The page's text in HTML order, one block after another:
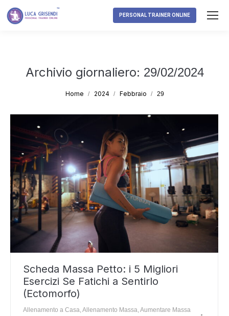
PERSONAL TRAINER ONLINE
Archivio giornaliero: 29/02/2024
Tu sei qui:
Home 2024 Febbraio 29
Scheda Massa Petto: i 5 Migliori
Esercizi Se Fatichi a Sentirlo
(Ectomorfo)
Allenamento a Casa,Allenamento Massa,Aumentare Massa